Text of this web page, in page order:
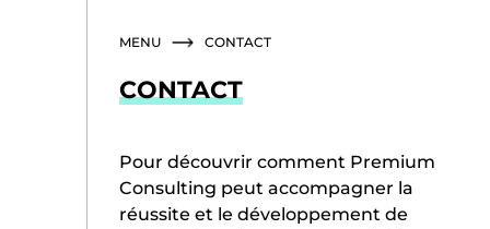
MENU CONTACT
CONTACT
Pour découvrir comment Premium
Consulting peut accompagner la
réussite et le développement de